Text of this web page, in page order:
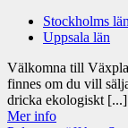
Stockholms län
Uppsala län
Välkomna till
finnes om du vill
dricka ekologiskt [...]
Mer info